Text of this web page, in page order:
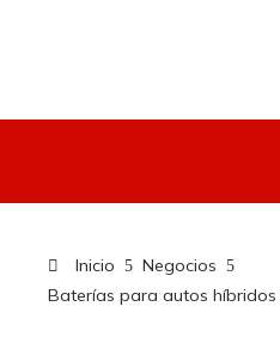
Inicio
Negocios
Baterías para autos